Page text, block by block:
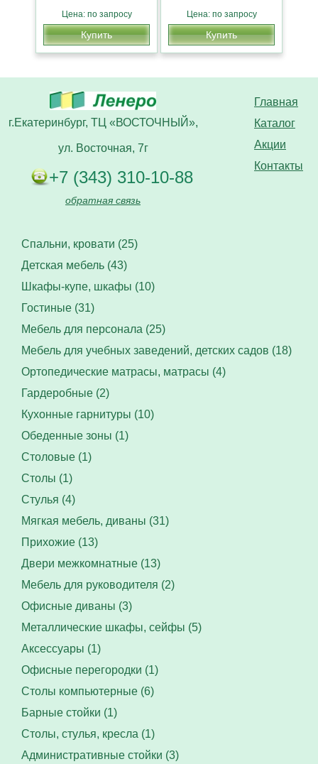
Цена: по запросу
Купить
Цена: по запросу
Купить
Главная
Каталог
Акции
Контакты
г.Екатеринбург, ТЦ «ВОСТОЧНЫЙ»,
ул. Восточная, 7г
+7 (343) 310-10-88
обратная связь
Спальни, кровати (25)
Детская мебель (43)
Шкафы-купе, шкафы (10)
Гостиные (31)
Мебель для персонала (25)
Мебель для учебных заведений, детских садов (18)
Ортопедические матрасы, матрасы (4)
Гардеробные (2)
Кухонные гарнитуры (10)
Обеденные зоны (1)
Столовые (1)
Столы (1)
Стулья (4)
Мягкая мебель, диваны (31)
Прихожие (13)
Двери межкомнатные (13)
Мебель для руководителя (2)
Офисные диваны (3)
Металлические шкафы, сейфы (5)
Аксессуары (1)
Офисные перегородки (1)
Столы компьютерные (6)
Барные стойки (1)
Столы, стулья, кресла (1)
Административные стойки (3)